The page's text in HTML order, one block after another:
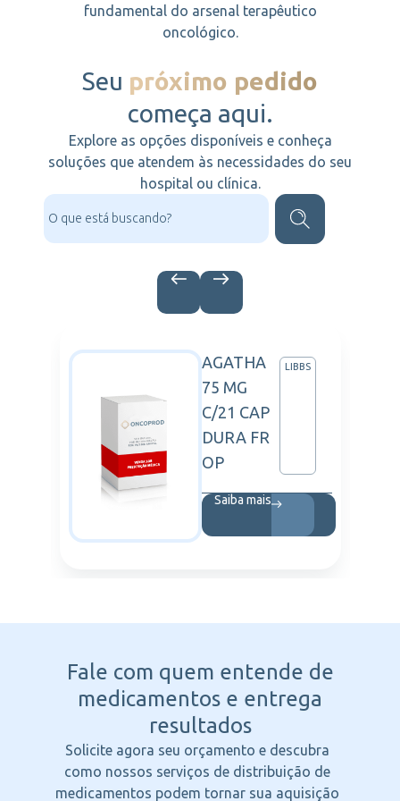
fundamental do arsenal terapêutico
oncológico.
Seu próximo pedido
começa aqui.
Explore as opções disponíveis e conheça
soluções que atendem às necessidades do seu
hospital ou clínica.
AGATHA
75 MG
C/21 CAP
DURA FR
OP
LIBBS
Saiba mais
Fale com quem entende de
medicamentos e entrega
resultados
Solicite agora seu orçamento e descubra
como nossos serviços de distribuição de
medicamentos podem tornar sua aquisição